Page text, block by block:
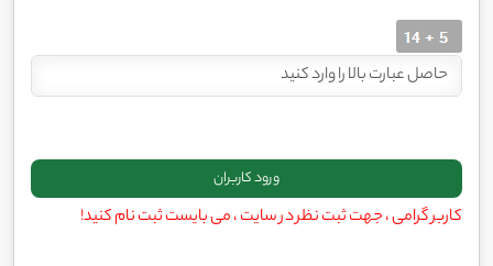
کاربر گرامی ، جهت ثبت نظر در سایت ، می بایست ثبت نام کنید!